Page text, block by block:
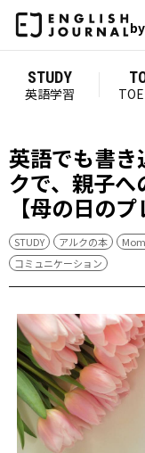
STUDY
英語学習
英語でも書き
クで、親子へ
【母の日の
STUDY アルクの本
コミュニケーション